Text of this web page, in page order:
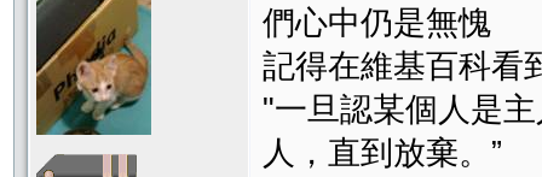
們心中仍是無愧
記得在維基百科看
"一旦認某個人是
人，直到放棄。”